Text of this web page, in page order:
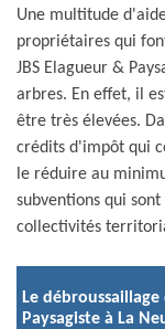
Une multitude
propriétaires qui
JBS Elagueur &
arbres. En effet, il
être très élevées.
crédits d'impôt qui
le réduire au
subventions qui
collectivités
Le
Paysagiste à La